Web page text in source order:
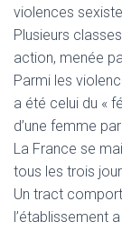
violences
Plusieurs
action, menée
Parmi les
a été celui du «
d’une femme
La France se
tous les trois
Un tract
l’établissement